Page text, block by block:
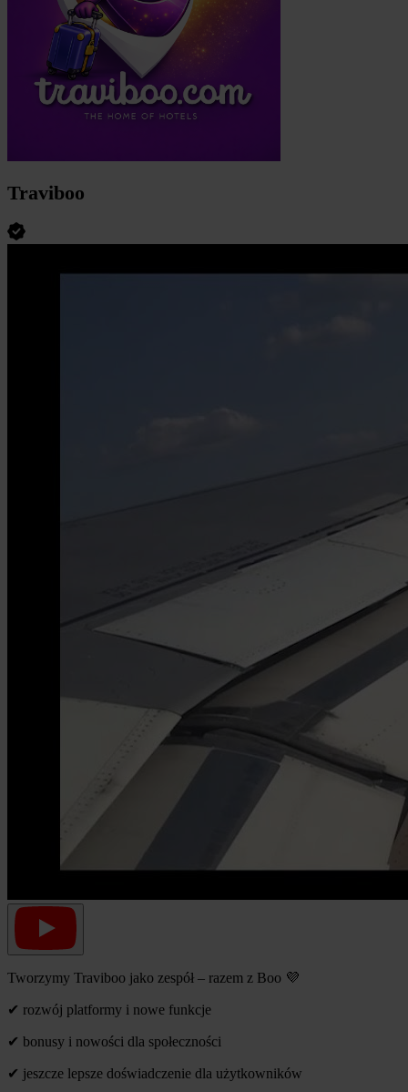
Traviboo
Tworzymy Traviboo jako zespół – razem z Boo 💜
✔ rozwój platformy i nowe funkcje
✔ bonusy i nowości dla społeczności
✔ jeszcze lepsze doświadczenie dla użytkowników